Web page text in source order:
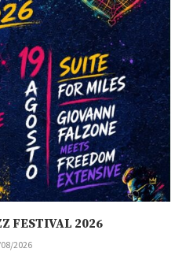
FESTIVAL 2026
2026